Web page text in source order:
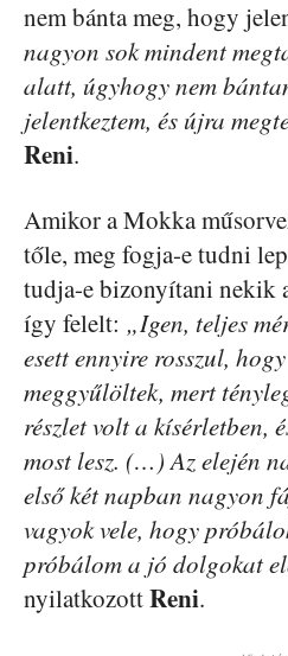
nem bánta meg, hogy
nagyon sok mindent
alatt, úgyhogy nem
jelentkeztem, és újra
Reni.
Amikor a Mokka
tőle, meg fogja-e tudni
tudja-e bizonyítani nekik
így felelt: „Igen, teljes
esett ennyire rosszul,
meggyűlöltek, mert
részlet volt a kísérletben,
most lesz. (…) Az elején
első két napban nagyon
vagyok vele, hogy
próbálom a jó dolgokat
nyilatkozottReni.